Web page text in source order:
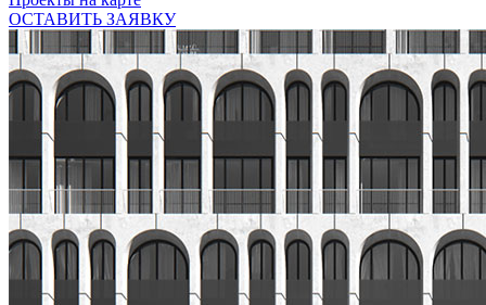
ОСТАВИТЬ ЗАЯВКУ